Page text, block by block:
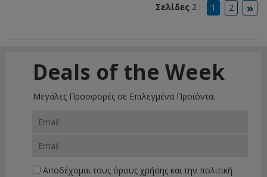
Σελίδες 2 : 1 2 »
Deals of the Week
Μεγάλες Προσφορές σε Επιλεγμένα Προϊόντα.
Αποδέχομαι τους όρους χρήσης και την πολιτική